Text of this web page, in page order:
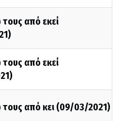
από εκεί
από εκεί
από κει (09/03/2021)